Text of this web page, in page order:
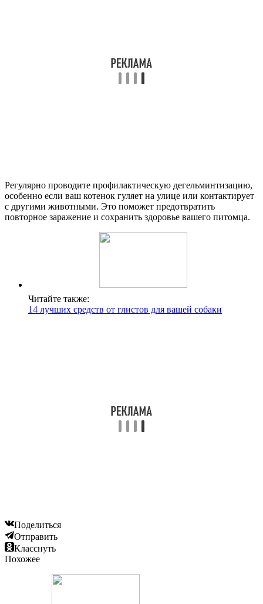
Регулярно проводите профилактическую дегельминтизацию,
особенно если ваш котенок гуляет на улице или контактирует
с другими животными. Это поможет предотвратить
повторное заражение и сохранить здоровье вашего питомца.
Читайте также:
14 лучших средств от глистов для вашей собаки
Поделиться
Отправить
Класснуть
Похожее